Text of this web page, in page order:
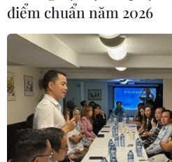
#Hàng không vũ trụ
#Tập
#Doanh nghiệp tư nhân
điểm chuẩn năm 2026